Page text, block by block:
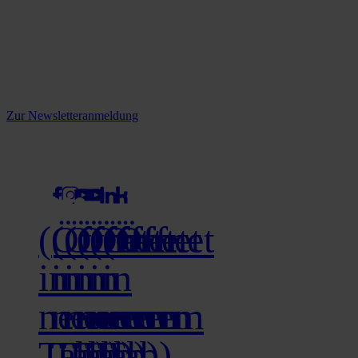
Zur Newsletteranmeldung
(Öffnet
in
neuem
(Öffnet
in
neuem
(Öffnet
in
neuem
(Öffnet
in
neuem
(Öffnet
in
neuem
(Öffnet
in
neuem